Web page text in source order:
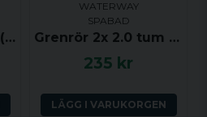
Grenrör 1x 2.0 tum (ho) till 4x 0.75 tum (ha) med dränering
WATERWAY
SPABAD
Grenrör 2x 2.0 tum (ha-ho) till 10x 0.75 tum (ha)
235 kr
LÄGG I VARUKORGEN